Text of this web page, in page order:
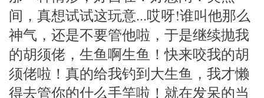
间，真想试试这玩意...哎呀!谁叫他那么
神气，还是不要管他啦，于是继续抛我
的胡须佬，生鱼啊生鱼！快来咬我的胡
须佬啦！真的给我钓到大生鱼，我才懒
得去管你的什么手竿啦！就在发呆的当